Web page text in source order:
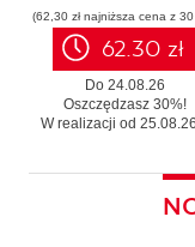
autonomicznych
systemów
(62,30 zł najniższa cena z
62.30 zł
Do 24.08.26
Oszczędzasz 30%!
W realizacji od